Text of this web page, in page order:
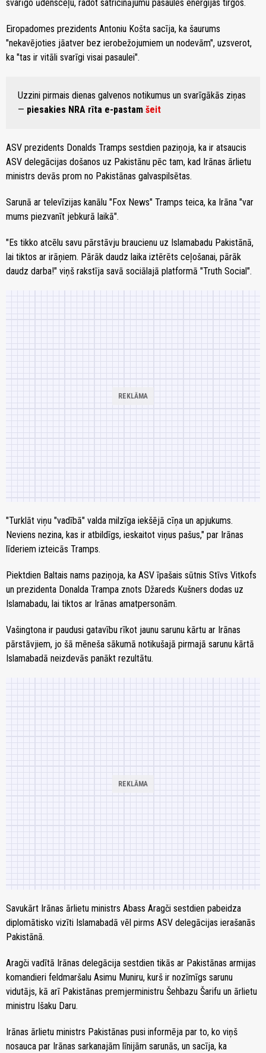
svarīgo ūdensceļu, radot satricinājumu pasaules enerģijas tirgos.
Eiropadomes prezidents Antoniu Košta sacīja, ka šaurums
"nekavējoties jāatver bez ierobežojumiem un nodevām", uzsverot,
ka "tas ir vitāli svarīgi visai pasaulei".
Uzzini pirmais dienas galvenos notikumus un svarīgākās ziņas
— piesakies NRA rīta e-pastam šeit
ASV prezidents Donalds Tramps sestdien paziņoja, ka ir atsaucis
ASV delegācijas došanos uz Pakistānu pēc tam, kad Irānas ārlietu
ministrs devās prom no Pakistānas galvaspilsētas.
Sarunā ar televīzijas kanālu "Fox News" Tramps teica, ka Irāna "var
mums piezvanīt jebkurā laikā".
"Es tikko atcēlu savu pārstāvju braucienu uz Islamabadu Pakistānā,
lai tiktos ar irāņiem. Pārāk daudz laika iztērēts ceļošanai, pārāk
daudz darba!" viņš rakstīja savā sociālajā platformā "Truth Social".
"Turklāt viņu "vadībā" valda milzīga iekšējā cīņa un apjukums.
Neviens nezina, kas ir atbildīgs, ieskaitot viņus pašus," par Irānas
līderiem izteicās Tramps.
Piektdien Baltais nams paziņoja, ka ASV īpašais sūtnis Stīvs Vitkofs
un prezidenta Donalda Trampa znots Džareds Kušners dodas uz
Islamabadu, lai tiktos ar Irānas amatpersonām.
Vašingtona ir paudusi gatavību rīkot jaunu sarunu kārtu ar Irānas
pārstāvjiem, jo šā mēneša sākumā notikušajā pirmajā sarunu kārtā
Islamabadā neizdevās panākt rezultātu.
Savukārt Irānas ārlietu ministrs Abass Aragči sestdien pabeidza
diplomātisko vizīti Islamabadā vēl pirms ASV delegācijas ierašanās
Pakistānā.
Aragči vadītā Irānas delegācija sestdien tikās ar Pakistānas armijas
komandieri feldmaršalu Asimu Muniru, kurš ir nozīmīgs sarunu
vidutājs, kā arī Pakistānas premjerministru Šehbazu Šarifu un ārlietu
ministru Išaku Daru.
Irānas ārlietu ministrs Pakistānas pusi informēja par to, ko viņš
nosauca par Irānas sarkanajām līnijām sarunās, un sacīja, ka